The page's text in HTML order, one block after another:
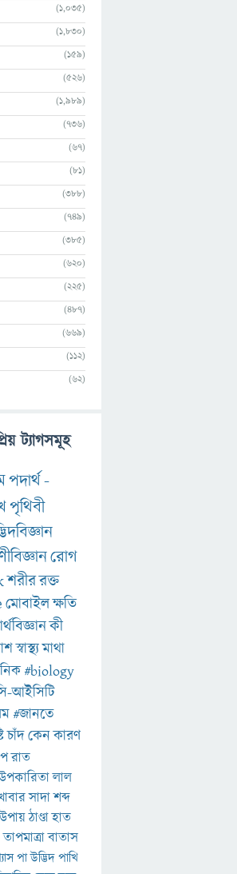
(1,035)
(1,830)
(159)
(526)
(1,989)
(736)
(67)
(81)
(388)
(749)
(385)
(620)
(225)
(487)
(669)
(112)
(62)
ট্যাগসমূহ
পদার্থ-
পৃথিবী
রোগ
শরীররক্ত
মোবাইলক্ষতি
কী
স্বাস্থ্যমাথা
#biology
আইসিটি
#জানতে
চাঁদকেনকারণ
রাত
লাল
সাদাশব্দ
উপায়ঠাণ্ডাহাত
তাপমাত্রাবাতাস
পাউদ্ভিদপাখি